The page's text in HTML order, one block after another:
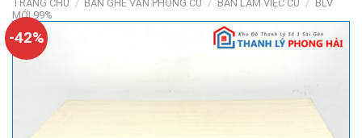
TRANG CHỦ / BÀN GHẾ VĂN PHÒNG CŨ / BÀN LÀM VIỆC CŨ / BLV
MỚI 99%
-42%